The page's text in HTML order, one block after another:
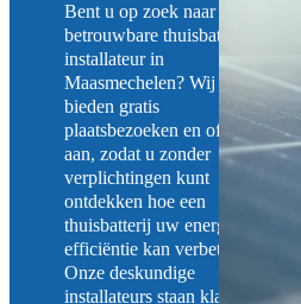
Bent u op zoek naar een
betrouwbare thuisbatterij
installateur in
Maasmechelen? Wij
bieden gratis
plaatsbezoeken en offertes
aan, zodat u zonder
verplichtingen kunt
ontdekken hoe een
thuisbatterij uw energie-
efficiëntie kan verbeteren.
Onze deskundige
installateurs staan klaar om